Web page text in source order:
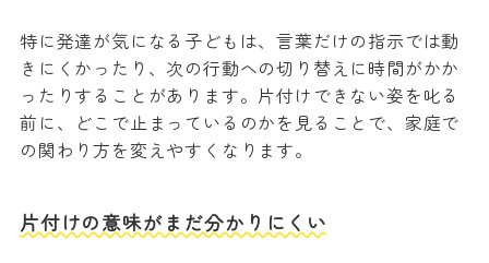
特に発達が気になる子どもは、言葉だけの指示では動
きにくかったり、次の行動への切り替えに時間がかか
ったりすることがあります。片付けできない姿を叱る
前に、どこで止まっているのかを見ることで、家庭で
の関わり方を変えやすくなります。
片付けの意味がまだ分かりにくい